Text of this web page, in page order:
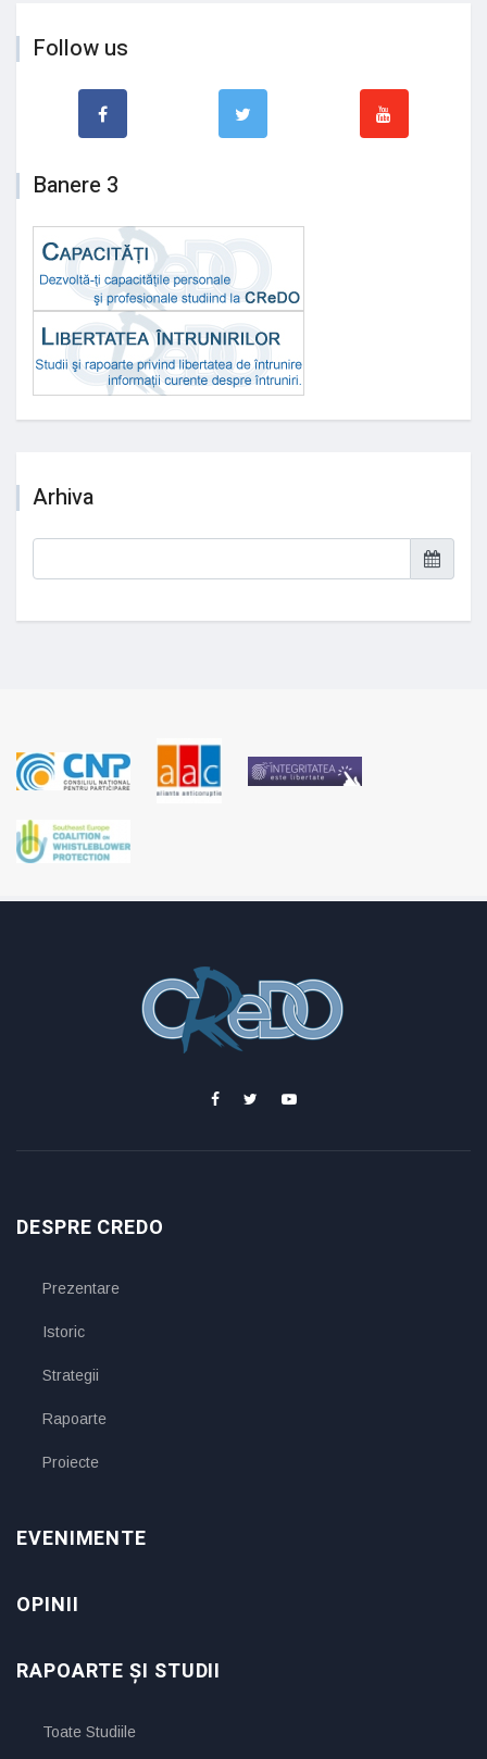
Follow us
Banere 3
Arhiva
DESPRE CREDO
Prezentare
Istoric
Strategii
Rapoarte
Proiecte
EVENIMENTE
OPINII
RAPOARTE ȘI STUDII
Toate Studiile